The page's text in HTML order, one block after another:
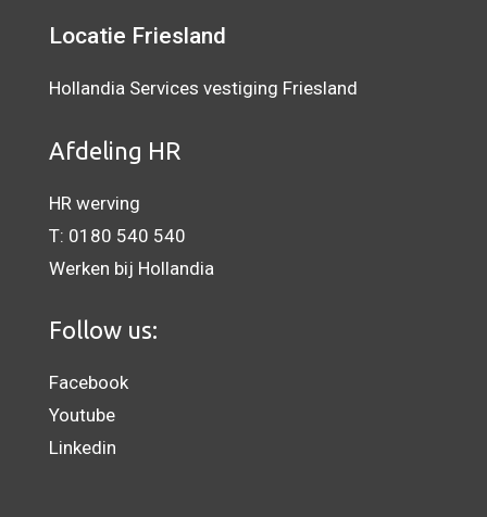
Locatie Friesland
Hollandia Services vestiging Friesland
Afdeling HR
HR werving
T: 0180 540 540
Werken bij Hollandia
Follow us:
Facebook
Youtube
Linkedin